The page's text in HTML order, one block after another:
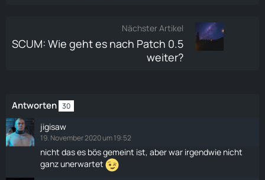
Nächster Artikel
SCUM: Wie geht es nach Patch 0.5
weiter?
Antworten 30
jigisaw
19. November 2020 um 19:52
nicht das es bös gemeint ist, aber war irgendwie nicht
ganz unerwartet